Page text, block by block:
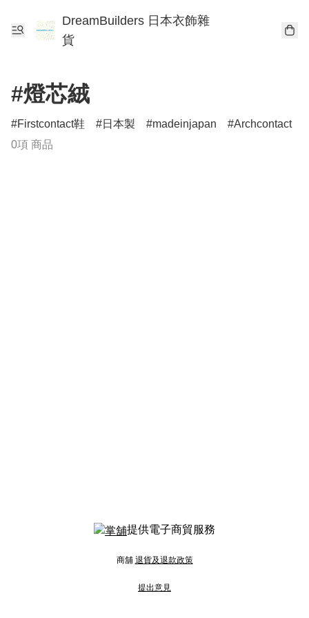
DreamBuilders 日本衣飾雜
貨
#燈芯絨
Firstcontact鞋 日本製 madeinjapan
Archcontact
0項 商品
提供電子商貿服務
商舖 退貨及退款政策
提出意見